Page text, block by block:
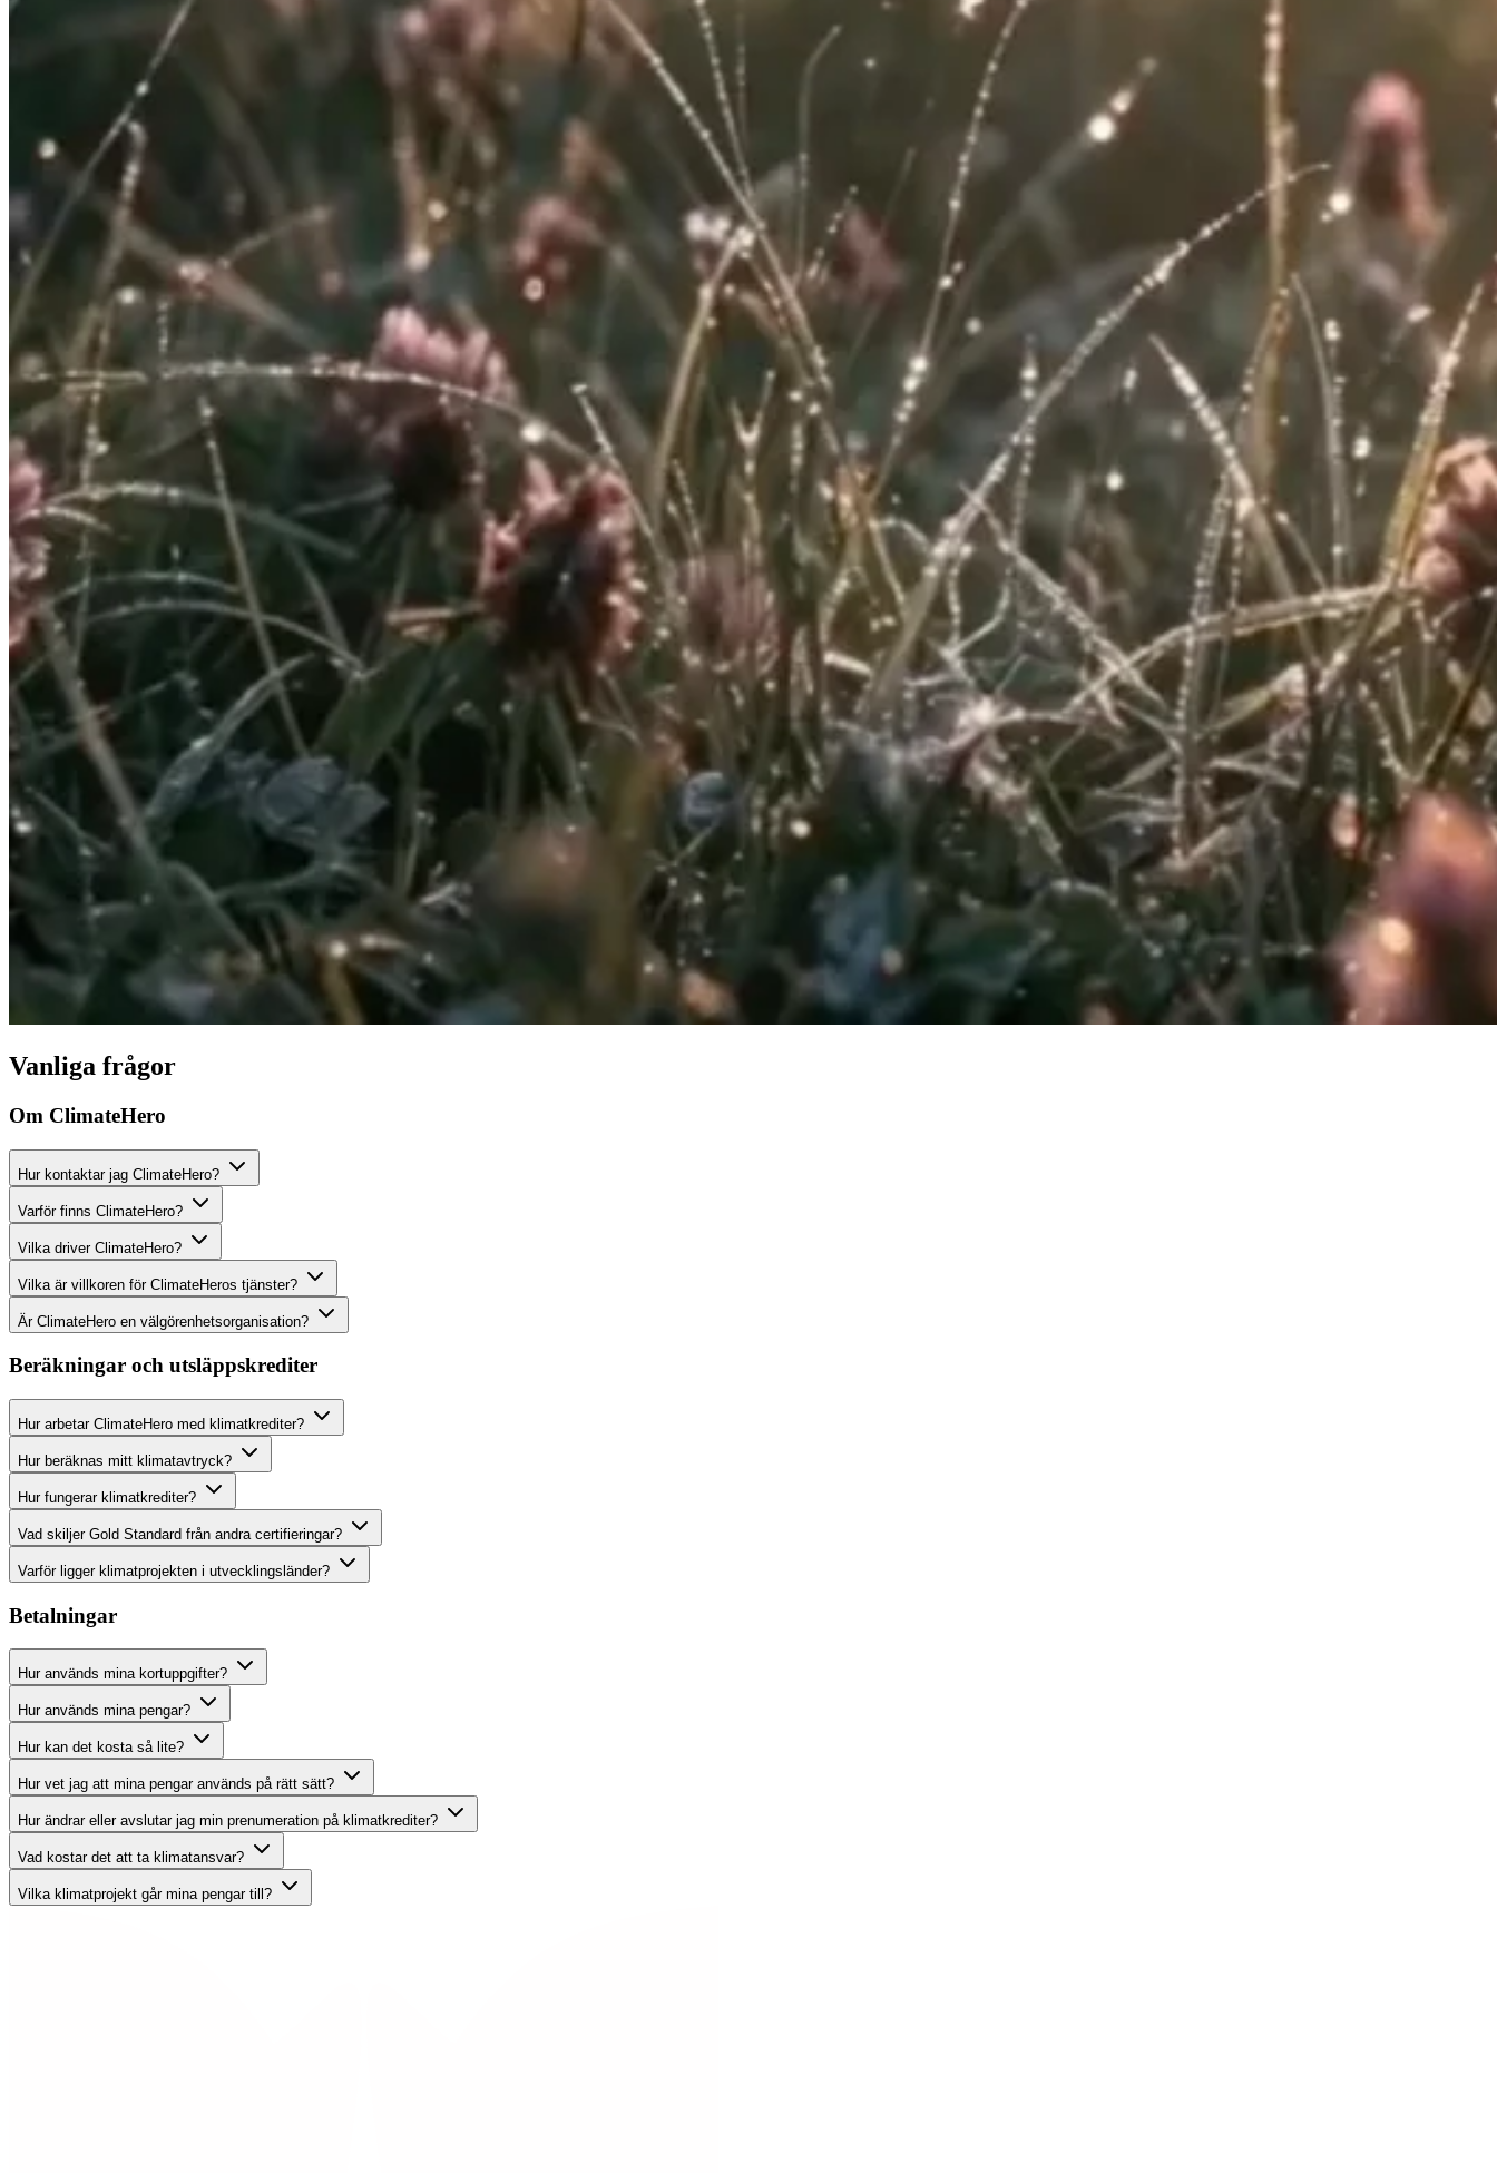
Vanliga frågor
Om ClimateHero
Hur kontaktar jag ClimateHero?
Varför finns ClimateHero?
Vilka driver ClimateHero?
Vilka är villkoren för ClimateHeros tjänster?
Är ClimateHero en välgörenhetsorganisation?
Beräkningar och utsläppskrediter
Hur arbetar ClimateHero med klimatkrediter?
Hur beräknas mitt klimatavtryck?
Hur fungerar klimatkrediter?
Vad skiljer Gold Standard från andra certifieringar?
Varför ligger klimatprojekten i utvecklingsländer?
Betalningar
Hur används mina kortuppgifter?
Hur används mina pengar?
Hur kan det kosta så lite?
Hur vet jag att mina pengar används på rätt sätt?
Hur ändrar eller avslutar jag min prenumeration på klimatkrediter?
Vad kostar det att ta klimatansvar?
Vilka klimatprojekt går mina pengar till?